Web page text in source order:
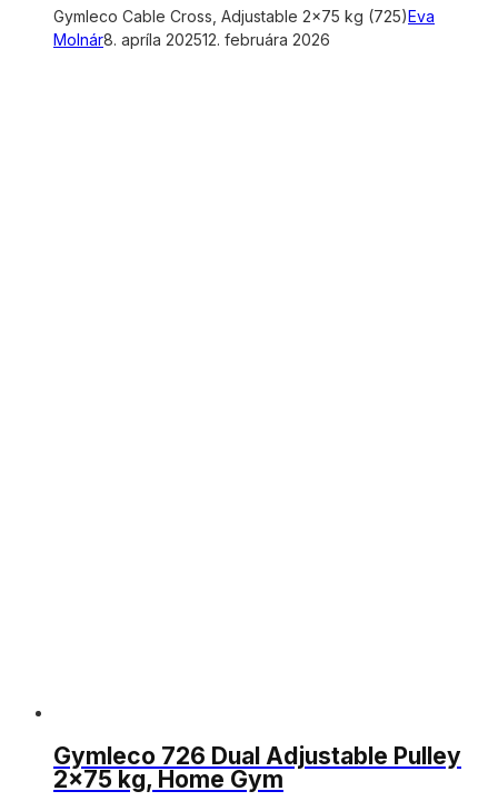
Gymleco Cable Cross, Adjustable 2×75 kg (725)Eva
Molnár8. apríla 202512. februára 2026
Gymleco 726 Dual Adjustable Pulley
2×75 kg, Home Gym